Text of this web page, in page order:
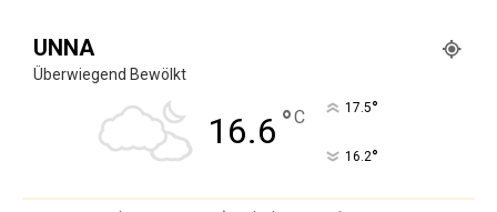
UNNA
Überwiegend Bewölkt
16.6 °C 17.5°
16.2°